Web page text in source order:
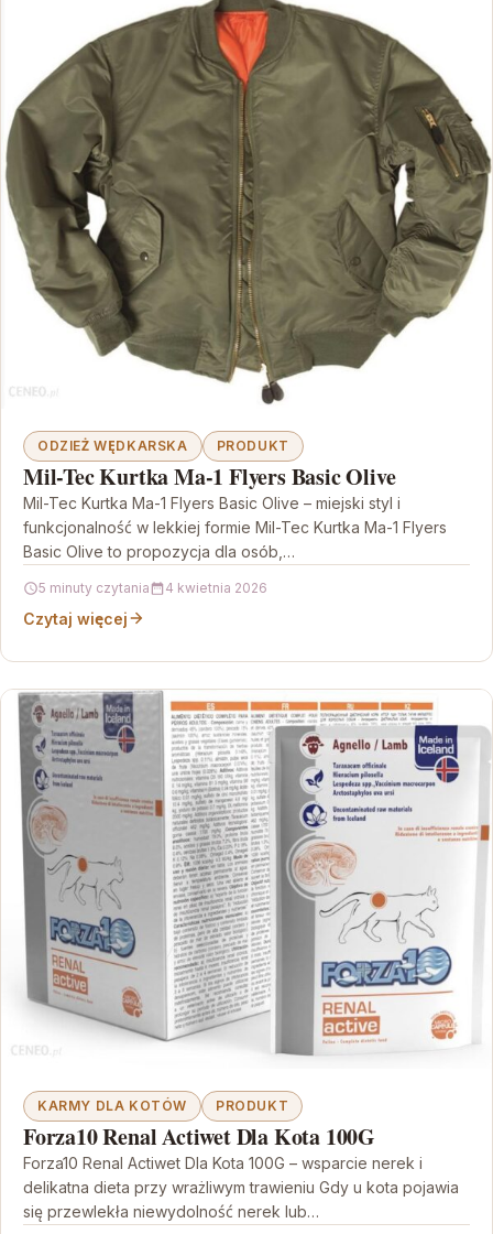
ODZIEŻ WĘDKARSKA PRODUKT
Mil-Tec Kurtka Ma-1 Flyers Basic Olive
Mil-Tec Kurtka Ma-1 Flyers Basic Olive – miejski styl i
funkcjonalność w lekkiej formie Mil-Tec Kurtka Ma-1 Flyers
Basic Olive to propozycja dla osób,…
5 minuty czytania 4 kwietnia 2026
Czytaj więcej
KARMY DLA KOTÓW PRODUKT
Forza10 Renal Actiwet Dla Kota 100G
Forza10 Renal Actiwet Dla Kota 100G – wsparcie nerek i
delikatna dieta przy wrażliwym trawieniu Gdy u kota pojawia
się przewlekła niewydolność nerek lub…